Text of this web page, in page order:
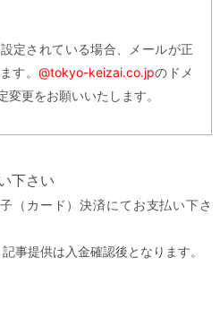
定されている場合、メールが正
す。@tokyo-keizai.co.jpのドメ
更をお願いいたします。
下さい
（カード）決済にてお支払い下さ
事提供は入金確認後となります。